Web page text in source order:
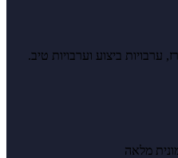
ערבויות ביצוע וערבויות טיב.
מלאה